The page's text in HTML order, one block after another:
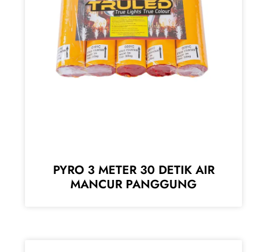
PYRO 3 METER 30 DETIK AIR
MANCUR PANGGUNG